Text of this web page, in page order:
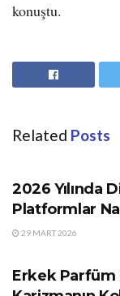
konuştu.
Related Posts
2026 Yılında
Platformlar
29 MART 2026
Erkek